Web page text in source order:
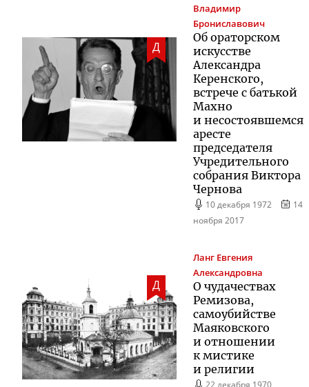
Д
Владимир
Брониславович
Об ораторском
искусстве
Александра
Керенского,
встрече с батькой
Махно
и несостоявшемся
аресте
председателя
Учредительного
собрания Виктора
Чернова
10 декабря 1972
14
ноября 2017
Д
Ланг Евгения
Александровна
О чудачествах
Ремизова,
самоубийстве
Маяковского
и отношении
к мистике
и религии
22 декабря 1970